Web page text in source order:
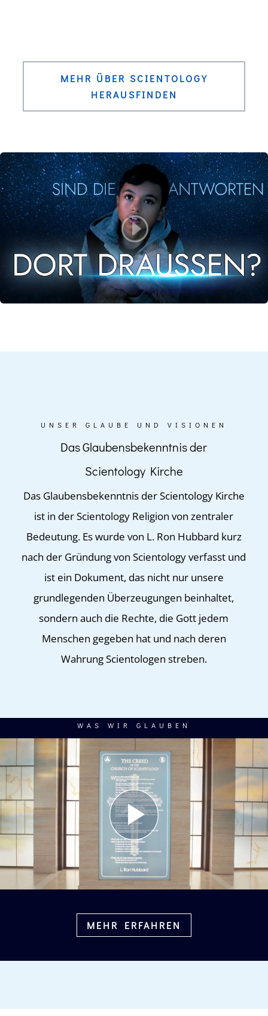
MEHR ÜBER SCIENTOLOGY
HERAUSFINDEN
UNSER GLAUBE UND VISIONEN
Das Glaubensbekenntnis der
Scientology Kirche
Das Glaubensbekenntnis der Scientology Kirche
ist in der Scientology Religion von zentraler
Bedeutung. Es wurde von L. Ron Hubbard kurz
nach der Gründung von Scientology verfasst und
ist ein Dokument, das nicht nur unsere
grundlegenden Überzeugungen beinhaltet,
sondern auch die Rechte, die Gott jedem
Menschen gegeben hat und nach deren
Wahrung Scientologen streben.
WAS WIR GLAUBEN
MEHR ERFAHREN